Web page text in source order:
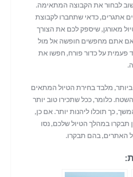
לבחור את הקבוצה המתאימה.
אתגרים, כדאי שתחברו לקבוצת
מאורגן, שיספק לכם את הצורך
אם אתם מחפשים חופשה אל מול
פעמית על כדור פורח, חפשו את
מלבד בחירת הטיול המתאים
כלומר, ככל שתכירו טוב יותר
כך תוכלו ליהנות יותר. אם כן,
תבקרו במהלך הטיול שלכם, נסו
האתרים, בהם תבקרו.